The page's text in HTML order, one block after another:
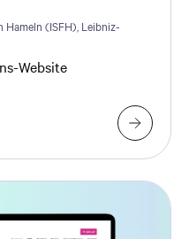
(ISFH), Leibniz-
Website